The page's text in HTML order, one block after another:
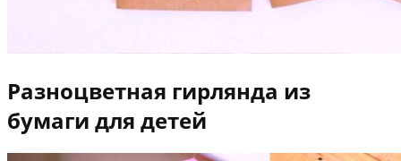
Разноцветная гирлянда из
бумаги для детей